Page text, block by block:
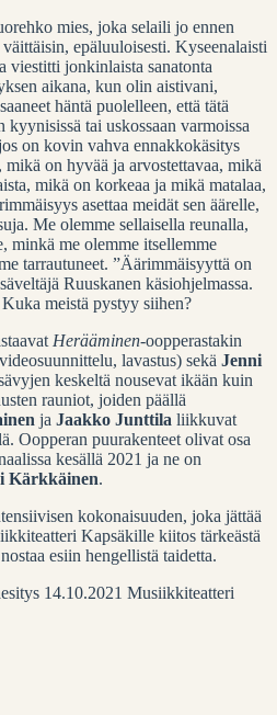
mies, joka selaili jo ennen
epäluuloisesti. Kyseenalaisti
viestitti jonkinlaista sanatonta
aikana, kun olin aistivani,
häntä puolelleen, että tätä
tai uskossaan varmoissa
on kovin vahva ennakkokäsitys
on hyvää ja arvostettavaa, mikä
mikä on korkeaa ja mikä matalaa,
asettaa meidät sen äärelle,
Me olemme sellaisella reunalla,
minkä me olemme itsellemme
tarrautuneet. ”Äärimmäisyyttä on
Ruuskanen käsiohjelmassa.
meistä pystyy siihen?
Herääminen-oopperastakin
lavastus) sekä Jenni
keskeltä nousevat ikään kuin
rauniot, joiden päällä
ja Jaakko Junttila liikkuvat
Oopperan puurakenteet olivat osa
kesällä 2021 ja ne on
Kärkkäinen.
kokonaisuuden, joka jättää
Kapsäkille kiitos tärkeästä
esiin hengellistä taidetta.
14.10.2021 Musiikkiteatteri